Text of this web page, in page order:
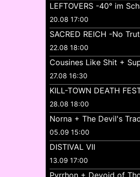
LEFTOVERS -40° im
20.08 17:00
SACRED REICH -No
22.08 18:00
Cousines Like Shit +
27.08 16:30
KILL-TOWN DEATH
28.08 18:00
Norna + The Devil's
05.09 15:00
DISTIVAL VII
13.09 17:00
Pyrrhon + Devoid of